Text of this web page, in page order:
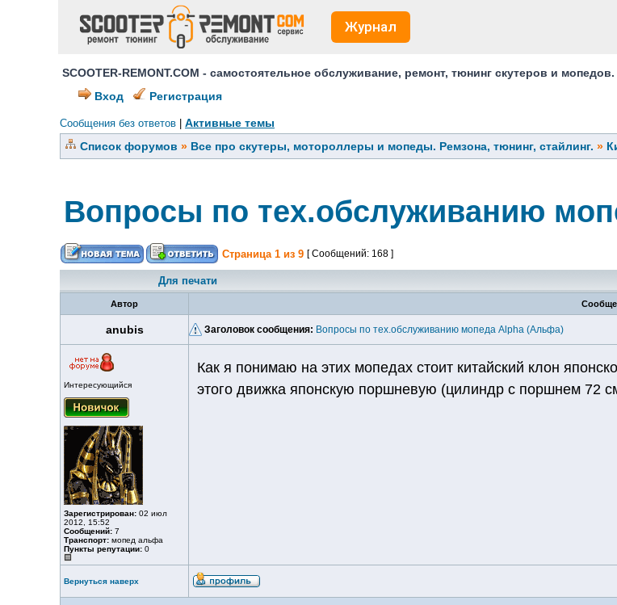
Журнал
SCOOTER-REMONT.COM - самостоятельное обслуживание, ремонт, тюнинг скутеров и
Вход
Регистрация
Сообщения без ответов
Активные темы
Список форумов » Все про скутеры, мотороллеры и мопеды. Ремзона, тюнинг, стайлинг. »
Вопросы по тех.обслуживанию
Страница 1 из 9 [ Сообщений: 168 ]
Для печати
Автор
anubis Заголовок сообщения: Вопросы по тех.обслуживанию мопеда Alpha (Альфа)
Интересующийся
Зарегистрирован: 02 июл
2012, 15:52
Сообщений: 7
Транспорт: мопед альфа
Пункты репутации: 0
Как я понимаю на этих мопедах стоит китайский клон
этого движка японскую поршневую (цилиндр с поршнем 72
Вернуться наверх